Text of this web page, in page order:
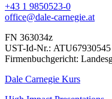
+43 1 9850523-0
office@dale-carnegie.at
FN 363034z
UST-Id-Nr.: ATU67930545
Firmenbuchgericht:
Dale Carnegie Kurs